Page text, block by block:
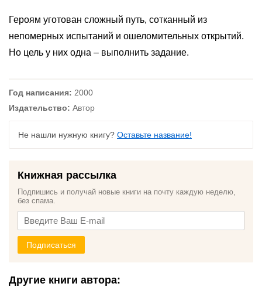
Героям уготован сложный путь, сотканный из
непомерных испытаний и ошеломительных открытий.
Но цель у них одна – выполнить задание.
Год написания: 2000
Издательство: Автор
Не нашли нужную книгу? Оставьте название!
Книжная рассылка
Подпишись и получай новые книги на почту каждую неделю,
без спама.
Подписаться
Другие книги автора: